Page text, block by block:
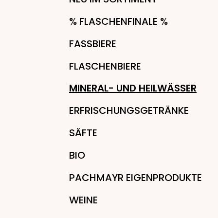
% FLASCHENFINALE %
FASSBIERE
FLASCHENBIERE
MINERAL- UND HEILWÄSSER
ERFRISCHUNGSGETRÄNKE
SÄFTE
BIO
PACHMAYR EIGENPRODUKTE
WEINE